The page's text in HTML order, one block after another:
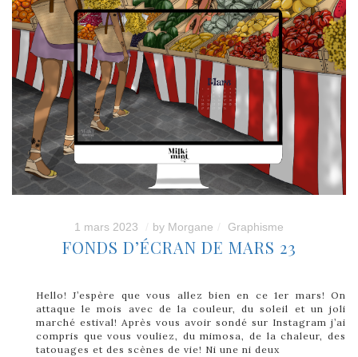
1 mars 2023 by Morgane Graphisme
FONDS D’ÉCRAN DE MARS 23
Hello! J’espère que vous allez bien en ce 1er mars! On
attaque le mois avec de la couleur, du soleil et un joli
marché estival! Après vous avoir sondé sur Instagram j’ai
compris que vous vouliez, du mimosa, de la chaleur, des
tatouages et des scènes de vie! Ni une ni deux